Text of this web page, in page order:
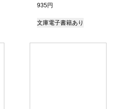
935円
文庫電子書籍あり